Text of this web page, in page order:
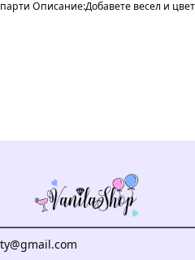
Описание:Добавете весел и